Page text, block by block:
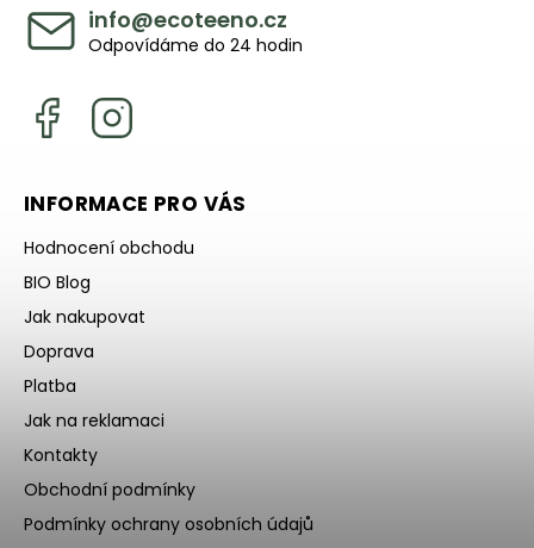
info@ecoteeno.cz
Odpovídáme do 24 hodin
INFORMACE PRO VÁS
Hodnocení obchodu
BIO Blog
Jak nakupovat
Doprava
Platba
Jak na reklamaci
Kontakty
Obchodní podmínky
Podmínky ochrany osobních údajů